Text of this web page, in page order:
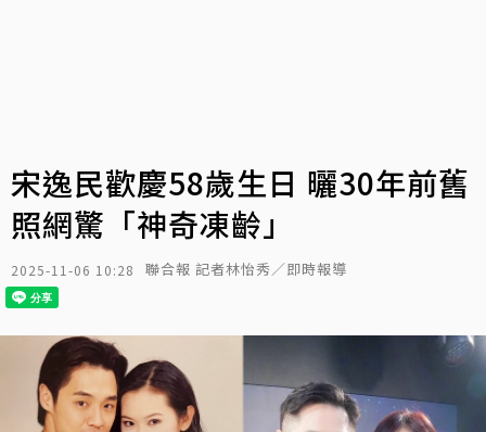
宋逸民歡慶58歲生日 曬30年前舊
照網驚「神奇凍齡」
2025-11-06 10:28 聯合報 記者林怡秀／即時報導